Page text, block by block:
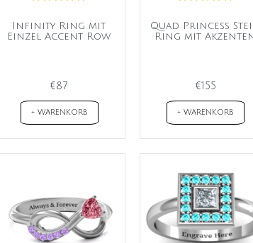
Infinity Ring mit
Einzel Accent Row
€87
+ WARENKORB
Quad Princess
Ring mit
€155
+ WARENKORB